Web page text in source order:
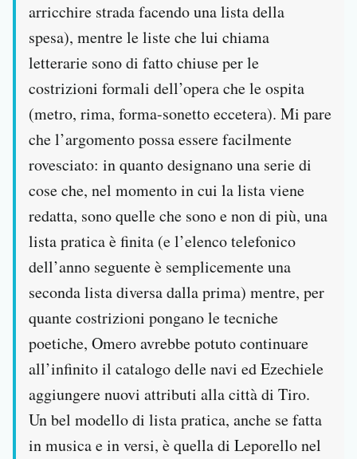
arricchire strada facendo una lista della
spesa), mentre le liste che lui chiama
letterarie sono di fatto chiuse per le
costrizioni formali dell’opera che le ospita
(metro, rima, forma-sonetto eccetera). Mi pare
che l’argomento possa essere facilmente
rovesciato: in quanto designano una serie di
cose che, nel momento in cui la lista viene
redatta, sono quelle che sono e non di più, una
lista pratica è finita (e l’elenco telefonico
dell’anno seguente è semplicemente una
seconda lista diversa dalla prima) mentre, per
quante costrizioni pongano le tecniche
poetiche, Omero avrebbe potuto continuare
all’infinito il catalogo delle navi ed Ezechiele
aggiungere nuovi attributi alla città di Tiro.
Un bel modello di lista pratica, anche se fatta
in musica e in versi, è quella di Leporello nel